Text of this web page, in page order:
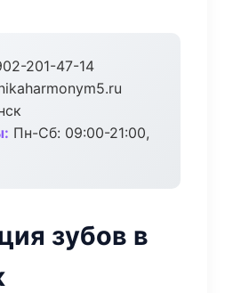
201-47-14
Пн-Сб: 09:00-21:00,
зубов в